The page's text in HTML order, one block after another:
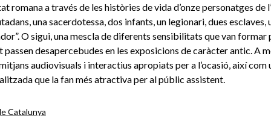
romana a través de les històries de vida d’onze personatges de
una sacerdotessa, dos infants, un legionari, dues esclaves,
O sigui, una mescla de diferents sensibilitats que van formar
desapercebudes en les exposicions de caràcter antic. A
mitjans audiovisuals i interactius apropiats per a l’ocasió, així com
que la fan més atractiva per al públic assistent.
Catalunya